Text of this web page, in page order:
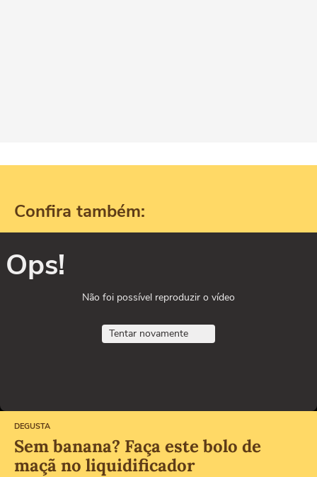
Confira também:
Ops!
Não foi possível reproduzir o vídeo
Tentar novamente
DEGUSTA
Sem banana? Faça este bolo de
maçã no liquidificador